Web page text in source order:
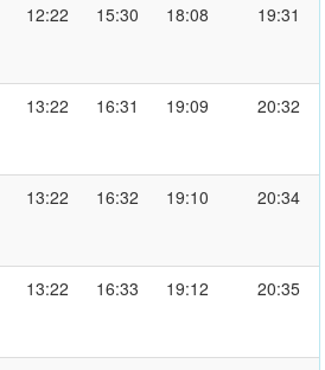
12:22 15:30 18:08 19:31
13:22 16:31 19:09 20:32
13:22 16:32 19:10 20:34
13:22 16:33 19:12 20:35